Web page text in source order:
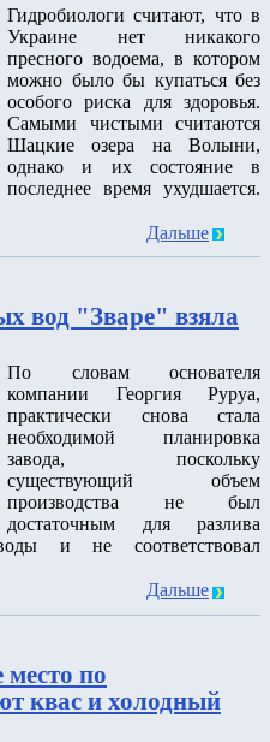
Гидробиологи считают, что в
Украине нет никакого
пресного водоема, в котором
можно было бы купаться без
особого риска для здоровья.
Самыми чистыми считаются
Шацкие озера на Волыни,
однако и их состояние в
последнее время ухудшается.
Дальше
вод "Зваре" взяла
По словам основателя
компании Георгия Руруа,
практически снова стала
необходимой планировка
завода, поскольку
существующий объем
производства не был
достаточным для разлива
и не соответствовал
Дальше
место по
квас и холодный